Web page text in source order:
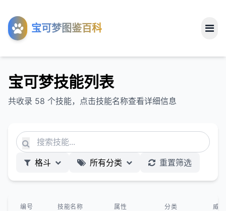
宝可梦图鉴百科
工具
关于
宝可梦技能列表
共收录 58 个技能，点击技能名称查看详细信息
格斗 所有分类 重置筛选
编号 技能名称 属性 分类 威力